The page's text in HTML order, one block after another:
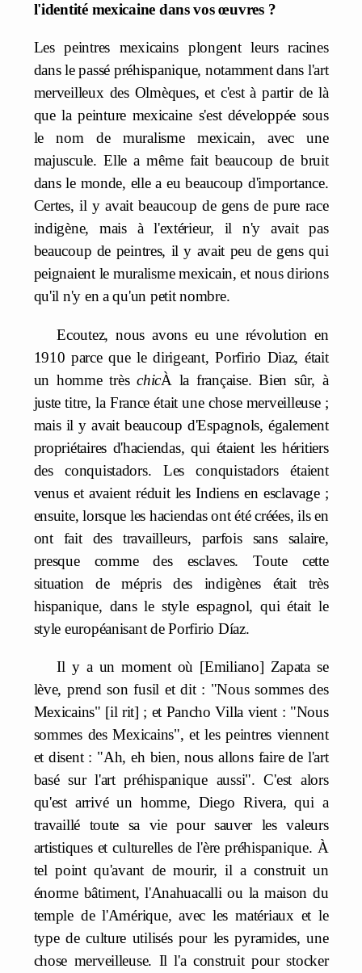
l'identité mexicaine dans vos œuvres ?
Les peintres mexicains plongent leurs racines
dans le passé préhispanique, notamment dans l'art
merveilleux des Olmèques, et c'est à partir de là
que la peinture mexicaine s'est développée sous
le nom de muralisme mexicain, avec une
majuscule. Elle a même fait beaucoup de bruit
dans le monde, elle a eu beaucoup d'importance.
Certes, il y avait beaucoup de gens de pure race
indigène, mais à l'extérieur, il n'y avait pas
beaucoup de peintres, il y avait peu de gens qui
peignaient le muralisme mexicain, et nous dirions
qu'il n'y en a qu'un petit nombre.
Ecoutez, nous avons eu une révolution en
1910 parce que le dirigeant, Porfirio Diaz, était
un homme trèschicÀ la française. Bien sûr, à
juste titre, la France était une chose merveilleuse ;
mais il y avait beaucoup d'Espagnols, également
propriétaires d'haciendas, qui étaient les héritiers
des conquistadors. Les conquistadors étaient
venus et avaient réduit les Indiens en esclavage ;
ensuite, lorsque les haciendas ont été créées, ils en
ont fait des travailleurs, parfois sans salaire,
presque comme des esclaves. Toute cette
situation de mépris des indigènes était très
hispanique, dans le style espagnol, qui était le
style européanisant de Porfirio Díaz.
Il y a un moment où [Emiliano] Zapata se
lève, prend son fusil et dit : "Nous sommes des
Mexicains" [il rit] ; et Pancho Villa vient : "Nous
sommes des Mexicains", et les peintres viennent
et disent : "Ah, eh bien, nous allons faire de l'art
basé sur l'art préhispanique aussi". C'est alors
qu'est arrivé un homme, Diego Rivera, qui a
travaillé toute sa vie pour sauver les valeurs
artistiques et culturelles de l'ère préhispanique. À
tel point qu'avant de mourir, il a construit un
énorme bâtiment, l'Anahuacalli ou la maison du
temple de l'Amérique, avec les matériaux et le
type de culture utilisés pour les pyramides, une
chose merveilleuse. Il l'a construit pour stocker